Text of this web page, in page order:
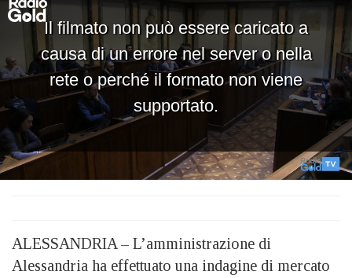
ALESSANDRIA – L’amministrazione di
Alessandria ha effettuato una indagine di mercato